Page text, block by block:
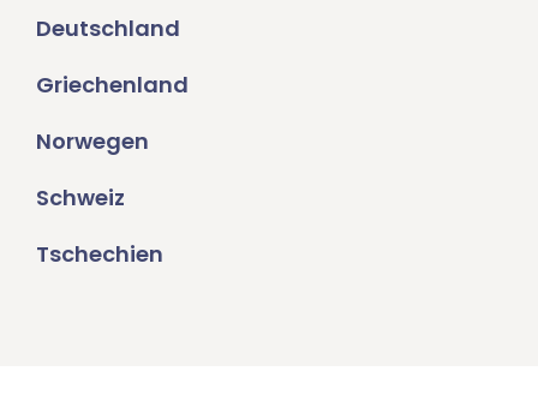
Deutschland
Griechenland
Norwegen
Schweiz
Tschechien